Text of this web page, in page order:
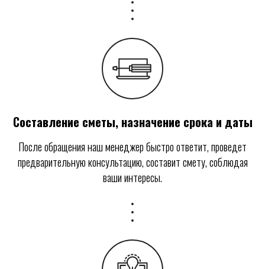
Составление сметы, назначение срока и даты
После обращения наш менеджер быстро ответит, проведет
предварительную консультацию, составит смету, соблюдая
ваши интересы.